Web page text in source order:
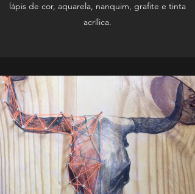
lápis de cor, aquarela, nanquim, grafite e tinta
acrílica.